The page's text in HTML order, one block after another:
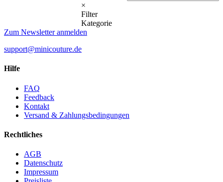
×
Filter
Kategorie
Zum Newsletter anmelden
support@minicouture.de
Hilfe
FAQ
Feedback
Kontakt
Versand & Zahlungsbedingungen
Rechtliches
AGB
Datenschutz
Impressum